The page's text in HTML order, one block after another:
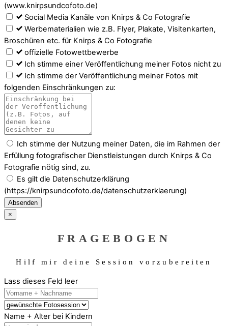
(www.knirpsundcofoto.de)
Social Media Kanäle von Knirps & Co Fotografie
Werbematerialien wie z.B. Flyer, Plakate, Visitenkarten,
Broschüren etc. für Knirps & Co Fotografie
offizielle Fotowettbewerbe
Ich stimme einer Veröffentlichung meiner Fotos nicht zu
Ich stimme der Veröffentlichung meiner Fotos mit
folgenden Einschränkungen zu:
Ich stimme der Nutzung meiner Daten, die im Rahmen der
Erfüllung fotografischer Dienstleistungen durch Knirps & Co
Fotografie nötig sind, zu.
Es gilt die Datenschutzerklärung
(https://knirpsundcofoto.de/datenschutzerklaerung)
Absenden
×
FRAGEBOGEN
Hilf mir deine Session vorzubereiten
Lass dieses Feld leer
Name + Alter bei Kindern